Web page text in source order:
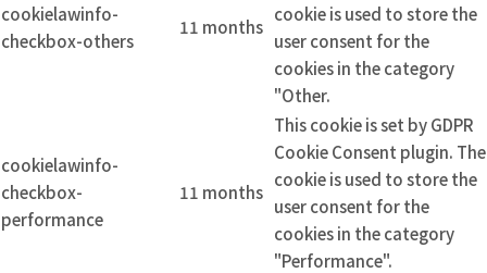
cookielawinfo-
checkbox-others
11 months
cookie is used to store the
user consent for the
cookies in the category
"Other.
cookielawinfo-
checkbox-
performance
11 months
This cookie is set by GDPR
Cookie Consent plugin. The
cookie is used to store the
user consent for the
cookies in the category
"Performance".